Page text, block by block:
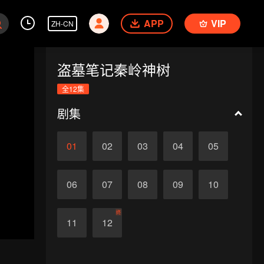
ZH-CN APP VIP
盗墓笔记秦岭神树
全12集
剧集
01 02 03 04 05
06 07 08 09 10
11 12
终